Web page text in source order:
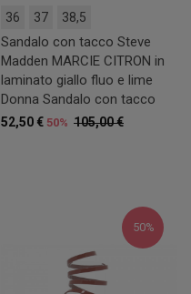
36 37 38,5
Sandalo con tacco Steve
Madden MARCIE CITRON in
laminato giallo fluo e lime
Donna Sandalo con tacco
105,00 €
52,50 € 50%
50%